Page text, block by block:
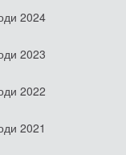
2024
2023
2022
2021